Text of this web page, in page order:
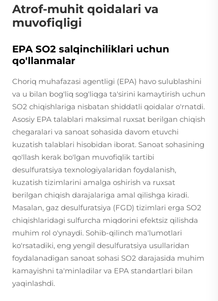
Atrof-muhit qoidalari va
muvofiqligi
EPA SO2 salqinchiliklari uchun
qo'llanmalar
Choriq muhafazasi agentligi (EPA) havo sulublashini
va u bilan bog'liq sog'liqga ta'sirini kamaytirish uchun
SO2 chiqishlariga nisbatan shiddatli qoidalar o'rnatdi.
Asosiy EPA talablari maksimal ruxsat berilgan chiqish
chegaralari va sanoat sohasida davom etuvchi
kuzatish talablari hisobidan iborat. Sanoat sohasining
qo'llash kerak bo'lgan muvofiqlik tartibi
desulfuratsiya texnologiyalaridan foydalanish,
kuzatish tizimlarini amalga oshirish va ruxsat
berilgan chiqish darajalariga amal qilishga kiradi.
Masalan, gaz desulfuratsiya (FGD) tizimlari erga SO2
chiqishlaridagi sulfurcha miqdorini efektsiz qilishda
muhim rol o'ynaydi. Sohib-qilinch ma'lumotlari
ko'rsatadiki, eng yengil desulfuratsiya usullaridan
foydalanadigan sanoat sohasi SO2 darajasida muhim
kamayishni ta'minladilar va EPA standartlari bilan
yaqinlashdi.